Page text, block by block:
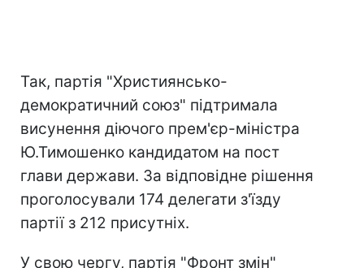
Так, партія "Християнсько-
демократичний союз" підтримала
висунення діючого прем'єр-міністра
Ю.Тимошенко кандидатом на пост
глави держави. За відповідне рішення
проголосували 174 делегати з'їзду
партії з 212 присутніх.
У свою чергу, партія "Фронт змін"